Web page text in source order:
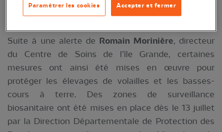
argentés), a poussé la sous-préfecture de Lannion
à agir.
Suite à une alerte de Romain Morinière, directeur
du Centre de Soins de l’île Grande, certaines
mesures ont ainsi été mises en œuvre pour
protéger les élevages de volailles et les basses-
cours à terre. Des zones de surveillance
biosanitaire ont été mises en place dès le 13 juillet
par la Direction Départementale de Protection des
Accepter et fermer
Paramétrer les cookies